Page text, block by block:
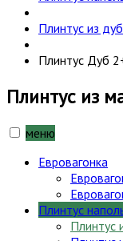
Плинтус из
Плинтус Дуб
Плинтус из
меню
Евровагонка
Плинтус
Плинтус